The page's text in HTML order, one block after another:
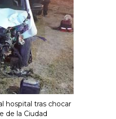
hospital tras chocar
de la Ciudad